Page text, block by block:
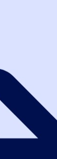
Тендер